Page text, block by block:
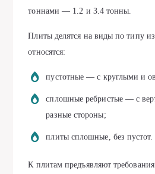
тоннами — 1.2 и 3.4 тонны.
Плиты делятся на виды по типу
относятся:
пустотные — с круглыми и
сплошные ребристые — с
разные стороны;
плиты сплошные, без пустот.
К плитам предъявляют